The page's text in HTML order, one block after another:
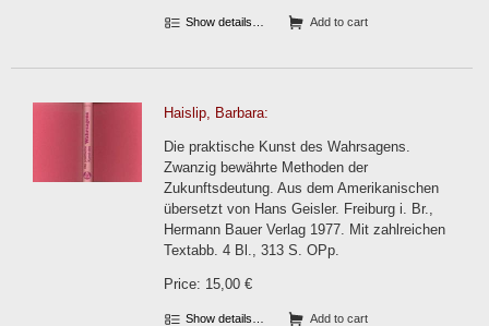
Show details… Add to cart
Haislip, Barbara:
Die praktische Kunst des Wahrsagens.
Zwanzig bewährte Methoden der
Zukunftsdeutung. Aus dem Amerikanischen
übersetzt von Hans Geisler. Freiburg i. Br.,
Hermann Bauer Verlag 1977. Mit zahlreichen
Textabb. 4 Bl., 313 S. OPp.
Price: 15,00 €
Show details… Add to cart